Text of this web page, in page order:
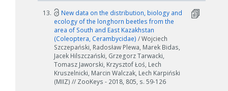
13.
New data on the distribution, biology and
ecology of the longhorn beetles from the
area of South and East Kazakhstan
(Coleoptera, Cerambycidae) / Wojciech
Szczepański, Radosław Plewa, Marek Bidas,
Jacek Hilszczański, Grzegorz Tarwacki,
Tomasz Jaworski, Krzysztof Łoś, Lech
Kruszelnicki, Marcin Walczak, Lech Karpiński
(MIIZ) // ZooKeys - 2018, 805, s. 59-126